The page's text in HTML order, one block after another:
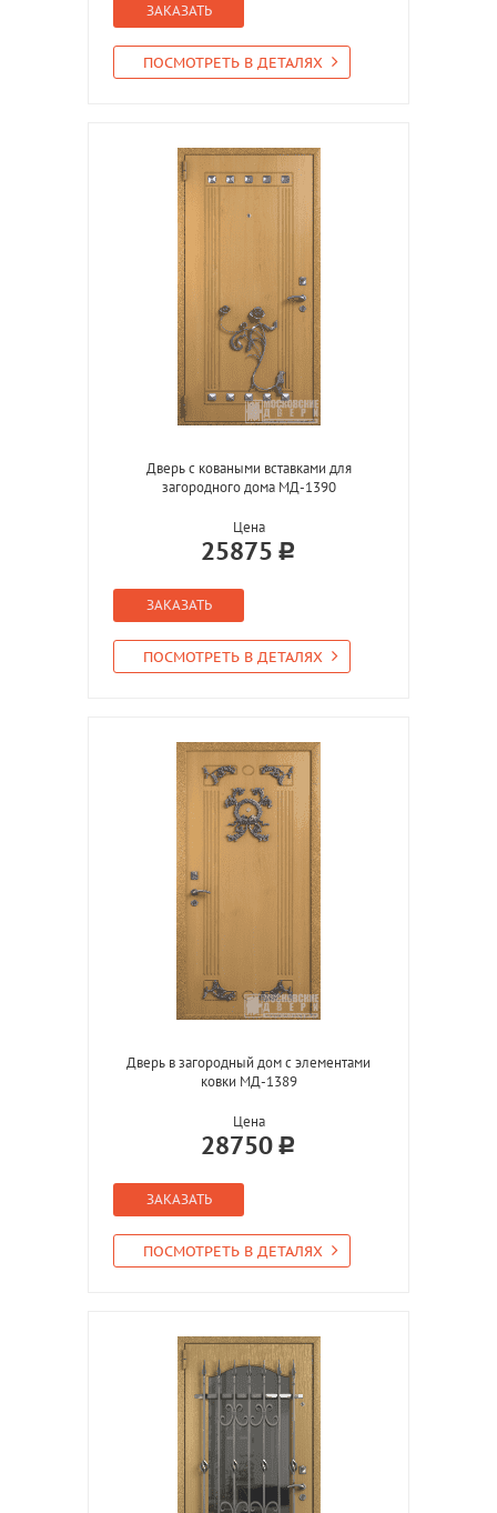
ЗАКАЗАТЬ
ПОСМОТРЕТЬ В ДЕТАЛЯХ
Дверь с коваными вставками для
загородного дома МД-1390
Цена
25875
ЗАКАЗАТЬ
ПОСМОТРЕТЬ В ДЕТАЛЯХ
Дверь в загородный дом с элементами
ковки МД-1389
Цена
28750
ЗАКАЗАТЬ
ПОСМОТРЕТЬ В ДЕТАЛЯХ